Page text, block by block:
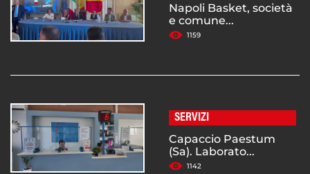
Napoli Basket, società
e comune...
1159
SERVIZI
Capaccio Paestum
(Sa). Laborato...
1142